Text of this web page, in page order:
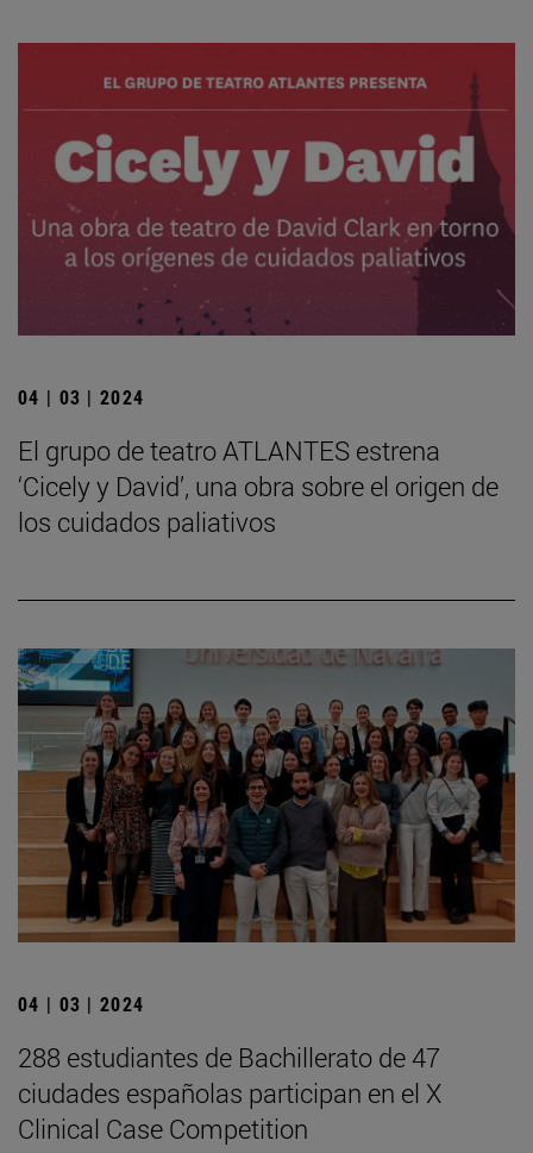
04 | 03 | 2024
El grupo de teatro ATLANTES estrena
‘Cicely y David’, una obra sobre el origen de
los cuidados paliativos
04 | 03 | 2024
288 estudiantes de Bachillerato de 47
ciudades españolas participan en el X
Clinical Case Competition